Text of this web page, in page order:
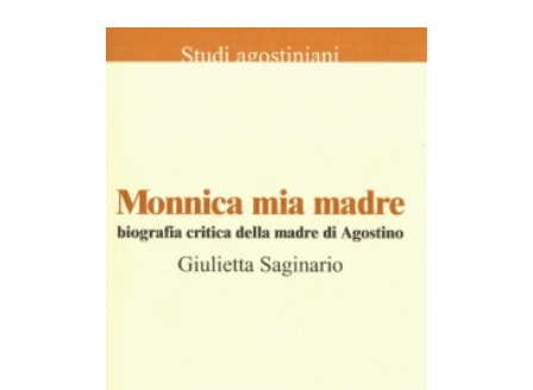
AGGIUNGI AL CARRELLO